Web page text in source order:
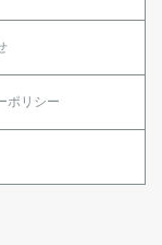
ポリシー